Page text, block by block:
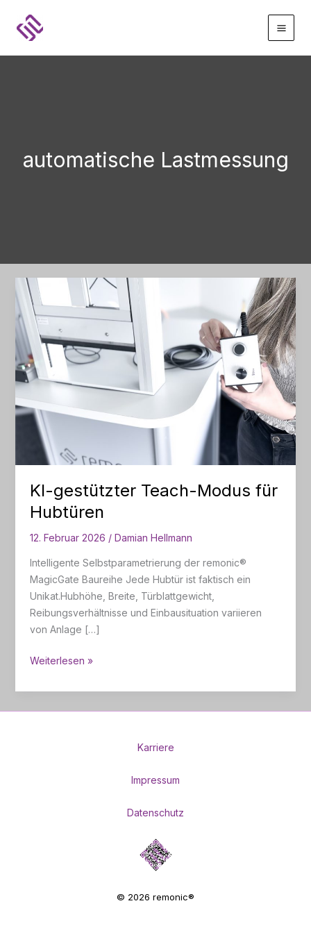
Inhalt
springen
automatische Lastmessung
KI-gestützter Teach-Modus für
Hubtüren
12. Februar 2026 / Damian Hellmann
Intelligente Selbstparametrierung der remonic®
MagicGate Baureihe Jede Hubtür ist faktisch ein
Unikat.Hubhöhe, Breite, Türblattgewicht,
Reibungsverhältnisse und Einbausituation variieren
von Anlage […]
KI-
Teach-
Modus
Weiterlesen »
Karriere
Impressum
Datenschutz
© 2026 remonic®